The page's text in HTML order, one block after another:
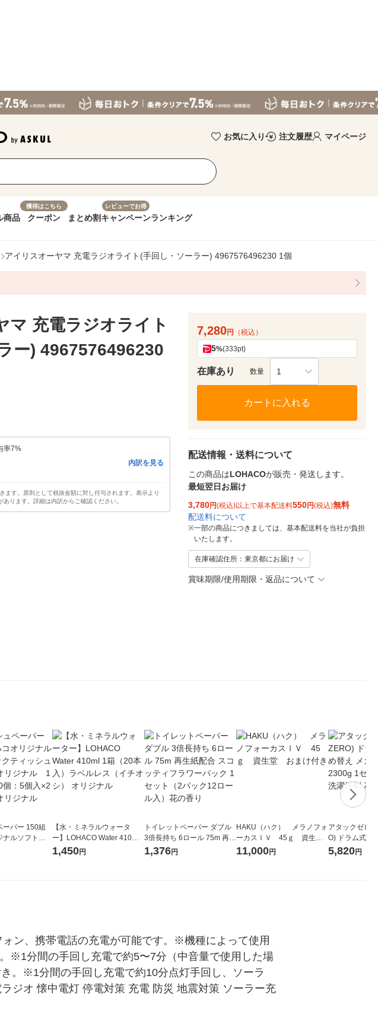
お気に入り 注文履歴 マイページ
商品
獲得はこちら
クーポン まとめ割
レビューでお得
キャンペーンランキング
アイリスオーヤマ 充電ラジオライト(手回し・ソーラー) 4967576496230 1個
マ 充電ラジオライト
ー) 4967576496230
率7%
内訳を見る
ます。原則として税抜金額に対し付与されます。表示より
ります。詳細は内訳からご確認ください。
7,280円 （税込）
5%(333pt)
在庫あり 数量 1
カートに入れる
配送情報・送料について
この商品はLOHACOが販売・発送します。
最短翌日お届け
3,780円(税込)以上で基本配送料550円(税込)無料
配送料について
※一部の商品につきましては、基本配送料を当社が負担
いたします。
在庫確認住所：東京都にお届け
賞味期限/使用期限・返品について
ーパー 150組
ナルソフトパ
フィオナ オ
【水・ミネラルウォータ
ー】LOHACO Water 410ml
1箱（20本入）ラベルレス
1,450円
トイレットペーパー ダブル
3倍長持ち 6ロール 75m 再生
紙配合 スコッティフラワー
1,376円
HAKU（ハク） メラノフォ
ーカスＩＶ 45ｇ 資生
堂 おまけ付き
11,000円
アタックゼロ
O) ドラム式専
ガジャンボ
5,820円
ン、携帯電話の充電が可能です。※機種によって使用
※1分間の手回し充電で約5〜7分（中音量で使用した場
。※1分間の手回し充電で約10分点灯手回し、ソーラ
ジオ 懐中電灯 停電対策 充電 防災 地震対策 ソーラー充